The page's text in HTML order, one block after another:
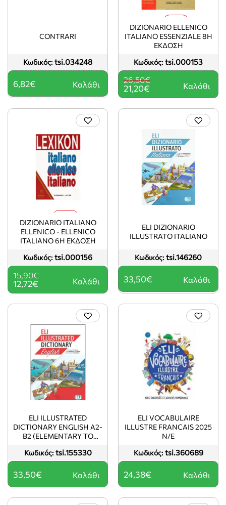
Κωδικός: tsi.034248
CONTRARI
6,82€ Καλάθι
Κωδικός: tsi.000153
DIZIONARIO ELLENICO
ITALIANO ESSENZIALE 8Η
ΕΚΔΟΣΗ
21,20€
26,50€
Καλάθι
Κωδικός: tsi.000156
DIZIONARIO ITALIANO
ELLENICO - ELLENICO
ITALIANO 6Η ΕΚΔΟΣΗ
12,72€
15,90€
Καλάθι
Κωδικός: tsi.146260
ELI DIZIONARIO
ILLUSTRATO ITALIANO
33,50€ Καλάθι
Κωδικός: tsi.155330
ELI ILLUSTRATED
DICTIONARY ENGLISH A2-
B2 (ELEMENTARY TO
33,50€ Καλάθι
Κωδικός: tsi.360689
ELI VOCABULAIRE
ILLUSTRE FRANCAIS 2025
N/E
24,38€ Καλάθι